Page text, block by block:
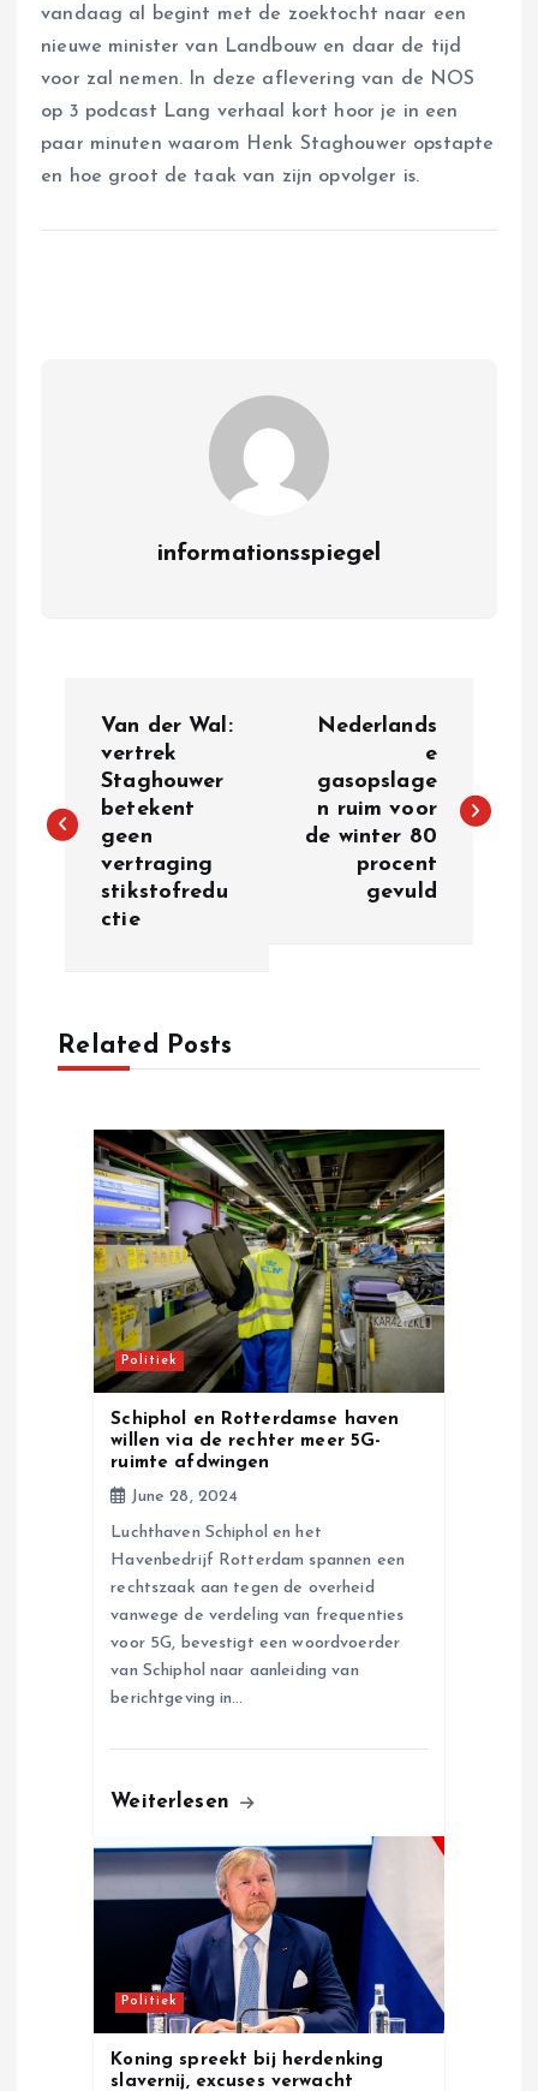
vandaag al begint met de zoektocht naar een
nieuwe minister van Landbouw en daar de tijd
voor zal nemen. In deze aflevering van de NOS
op 3 podcast Lang verhaal kort hoor je in een
paar minuten waarom Henk Staghouwer opstapte
en hoe groot de taak van zijn opvolger is.
informationsspiegel
s
v
Van der Wal:
vertrek
Staghouwer
betekent
geen
vertraging
stikstofredu
ctie
Nederlands
e
gasopslage
n ruim voor
de winter 80
procent
gevuld
Related Posts
Politiek
Schiphol en Rotterdamse haven
willen via de rechter meer 5G-
ruimte afdwingen
June 28, 2024
Luchthaven Schiphol en het
Havenbedrijf Rotterdam spannen een
rechtszaak aan tegen de overheid
vanwege de verdeling van frequenties
voor 5G, bevestigt een woordvoerder
van Schiphol naar aanleiding van
berichtgeving in…
Weiterlesen
Politiek
Koning spreekt bij herdenking
slavernij, excuses verwacht